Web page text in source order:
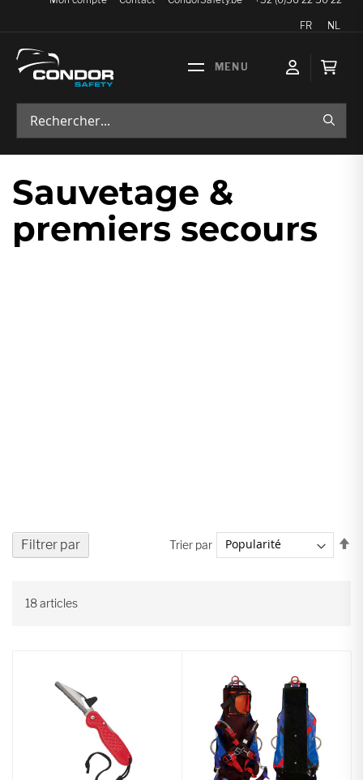
Langue
FR NL
Mon
Sauvetage &
premiers secours
18articles
Trier par
Filtrer par